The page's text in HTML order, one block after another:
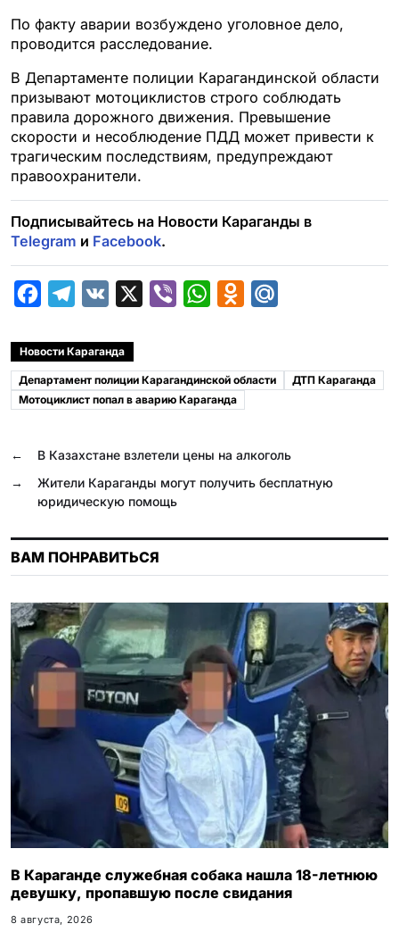
По факту аварии возбуждено уголовное дело,
проводится расследование.
В Департаменте полиции Карагандинской области
призывают мотоциклистов строго соблюдать
правила дорожного движения. Превышение
скорости и несоблюдение ПДД может привести к
трагическим последствиям, предупреждают
правоохранители.
Подписывайтесь на Новости Караганды в
Telegram и Facebook.
c
e
b
o
k
l
e
g
a
m
e
r
W
t
s
p
p
o
a
s
n
i
l
u
Новости Караганда
Департамент полиции Карагандинской области
ДТП Караганда
Мотоциклист попал в аварию Караганда
←
В Казахстане взлетели цены на алкоголь
→
Жители Караганды могут получить бесплатную
юридическую помощь
ВАМ ПОНРАВИТЬСЯ
В Караганде служебная собака нашла 18-летнюю
девушку, пропавшую после свидания
8 августа, 2026